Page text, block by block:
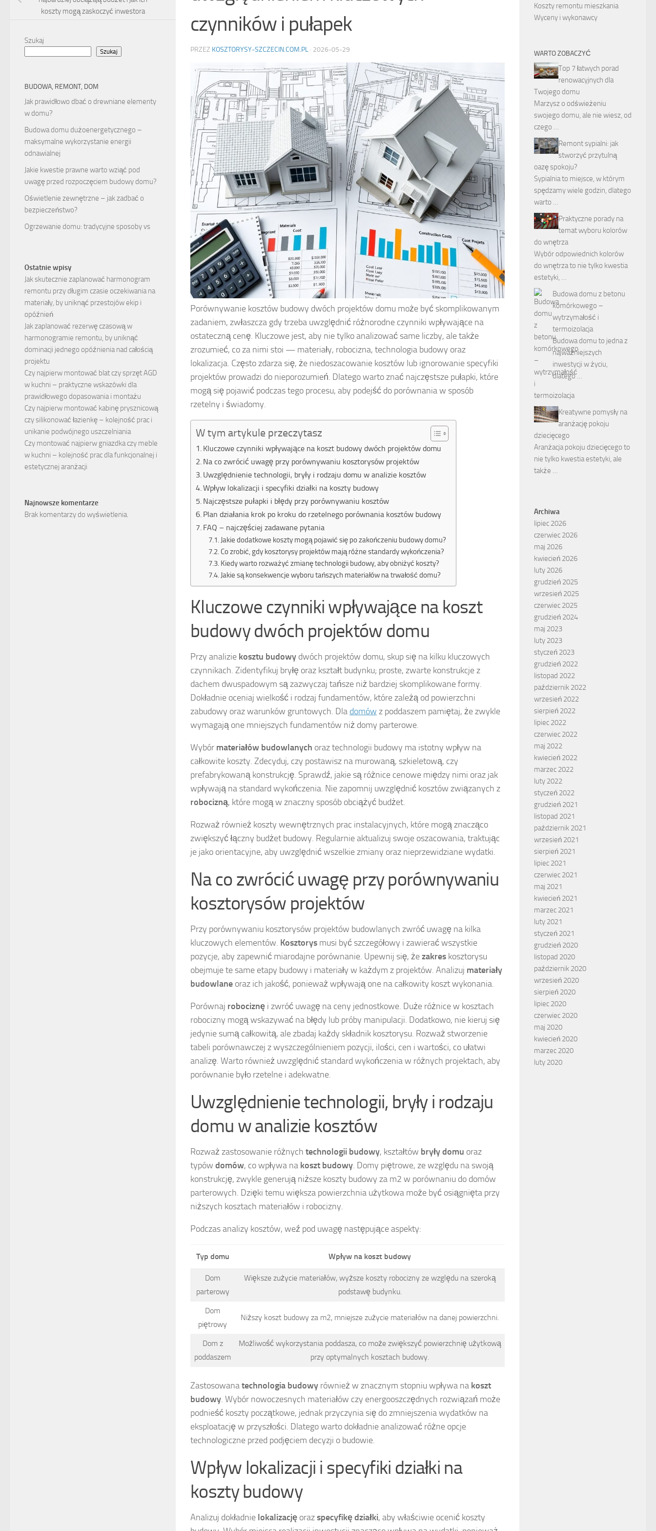
czynników i pułapek
PRZEZ KOSZTORYSY-SZCZECIN.COM.PL · 2026-05-29
Porównywanie kosztów budowy dwóch projektów domu może być skomplikowanym
zadaniem, zwłaszcza gdy trzeba uwzględnić różnorodne czynniki wpływające na
ostateczną cenę. Kluczowe jest, aby nie tylko analizować same liczby, ale także
zrozumieć, co za nimi stoi — materiały, robocizna, technologia budowy oraz
lokalizacja. Często zdarza się, że niedoszacowanie kosztów lub ignorowanie specyfiki
projektów prowadzi do nieporozumień. Dlatego warto znać najczęstsze pułapki, które
mogą się pojawić podczas tego procesu, aby podejść do porównania w sposób
rzetelny i świadomy.
W tym artykule przeczytasz
Kluczowe czynniki wpływające na koszt budowy dwóch projektów domu
Na co zwrócić uwagę przy porównywaniu kosztorysów projektów
Uwzględnienie technologii, bryły i rodzaju domu w analizie kosztów
Wpływ lokalizacji i specyfiki działki na koszty budowy
Najczęstsze pułapki i błędy przy porównywaniu kosztów
Plan działania krok po kroku do rzetelnego porównania kosztów budowy
FAQ – najczęściej zadawane pytania
Jakie dodatkowe koszty mogą pojawić się po zakończeniu budowy domu?
Co zrobić, gdy kosztorysy projektów mają różne standardy wykończenia?
Kiedy warto rozważyć zmianę technologii budowy, aby obniżyć koszty?
Jakie są konsekwencje wyboru tańszych materiałów na trwałość domu?
Kluczowe czynniki wpływające na koszt
budowy dwóch projektów domu
Przy analizie kosztu budowy dwóch projektów domu, skup się na kilku kluczowych
czynnikach. Zidentyfikuj bryłę oraz kształt budynku; proste, zwarte konstrukcje z
dachem dwuspadowym są zazwyczaj tańsze niż bardziej skomplikowane formy.
Dokładnie oceniaj wielkość i rodzaj fundamentów, które zależą od powierzchni
zabudowy oraz warunków gruntowych. Dla domów z poddaszem pamiętaj, że zwykle
wymagają one mniejszych fundamentów niż domy parterowe.
Wybór materiałów budowlanych oraz technologii budowy ma istotny wpływ na
całkowite koszty. Zdecyduj, czy postawisz na murowaną, szkieletową, czy
prefabrykowaną konstrukcję. Sprawdź, jakie są różnice cenowe między nimi oraz jak
wpływają na standard wykończenia. Nie zapomnij uwzględnić kosztów związanych z
robocizną, które mogą w znaczny sposób obciążyć budżet.
Rozważ również koszty wewnętrznych prac instalacyjnych, które mogą znacząco
zwiększyć łączny budżet budowy. Regularnie aktualizuj swoje oszacowania, traktując
je jako orientacyjne, aby uwzględnić wszelkie zmiany oraz nieprzewidziane wydatki.
Na co zwrócić uwagę przy porównywaniu
kosztorysów projektów
Przy porównywaniu kosztorysów projektów budowlanych zwróć uwagę na kilka
kluczowych elementów. Kosztorys musi być szczegółowy i zawierać wszystkie
pozycje, aby zapewnić miarodajne porównanie. Upewnij się, żezakres kosztorysu
obejmuje te same etapy budowy i materiały w każdym z projektów. Analizuj materiały
budowlane oraz ich jakość, ponieważ wpływają one na całkowity koszt wykonania.
Porównaj robociznę i zwróć uwagę na ceny jednostkowe. Duże różnice w kosztach
robocizny mogą wskazywać na błędy lub próby manipulacji. Dodatkowo, nie kieruj się
jedynie sumą całkowitą, ale zbadaj każdy składnik kosztorysu. Rozważ stworzenie
tabeli porównawczej z wyszczególnieniem pozycji, ilości, cen i wartości, co ułatwi
analizę. Warto również uwzględnić standard wykończenia w różnych projektach, aby
porównanie było rzetelne i adekwatne.
Uwzględnienie technologii, bryły i rodzaju
domu w analizie kosztów
Rozważ zastosowanie różnych technologii budowy, kształtów bryły domu oraz
typów domów, co wpływa na koszt budowy. Domy piętrowe, ze względu na swoją
konstrukcję, zwykle generują niższe koszty budowy za m2 w porównaniu do domów
parterowych. Dzięki temu większa powierzchnia użytkowa może być osiągnięta przy
niższych kosztach materiałów i robocizny.
Podczas analizy kosztów, weź pod uwagę następujące aspekty:
Typ domu Wpływ na koszt budowy
Dom
parterowy
Większe zużycie materiałów, wyższe koszty robocizny ze względu na szeroką
podstawę budynku.
Dom
piętrowy
Niższy koszt budowy za m2, mniejsze zużycie materiałów na danej powierzchni.
Dom z
poddaszem
Możliwość wykorzystania poddasza, co może zwiększyć powierzchnię użytkową
przy optymalnych kosztach budowy.
Zastosowanatechnologia budowy również w znacznym stopniu wpływa na koszt
budowy. Wybór nowoczesnych materiałów czy energooszczędnych rozwiązań może
podnieść koszty początkowe, jednak przyczynia się do zmniejszenia wydatków na
eksploatację w przyszłości. Dlatego warto dokładnie analizować różne opcje
technologiczne przed podjęciem decyzji o budowie.
Wpływ lokalizacji i specyfiki działki na
koszty budowy
Analizuj dokładnie lokalizację orazspecyfikę działki, aby właściwie ocenić koszty
koszty mogą zaskoczyć inwestora
Szukaj
Szukaj
BUDOWA, REMONT, DOM
Jak prawidłowo dbać o drewniane elementy
w domu?
Budowa domu dużoenergetycznego –
maksymalne wykorzystanie energii
odnawialnej
Jakie kwestie prawne warto wziąć pod
uwagę przed rozpoczęciem budowy domu?
Oświetlenie zewnętrzne – jak zadbać o
bezpieczeństwo?
Ogrzewanie domu: tradycyjne sposoby vs
Ostatnie wpisy
Jak skutecznie zaplanować harmonogram
remontu przy długim czasie oczekiwania na
materiały, by uniknąć przestojów ekip i
opóźnień
Jak zaplanować rezerwę czasową w
harmonogramie remontu, by uniknąć
dominacji jednego opóźnienia nad całością
projektu
Czy najpierw montować blat czy sprzęt AGD
w kuchni – praktyczne wskazówki dla
prawidłowego dopasowania i montażu
Czy najpierw montować kabinę prysznicową
czy silikonować łazienkę – kolejność prac i
unikanie podwójnego uszczelniania
Czy montować najpierw gniazdka czy meble
w kuchni – kolejność prac dla funkcjonalnej i
estetycznej aranżacji
Najnowsze komentarze
Brak komentarzy do wyświetlenia.
Koszty remontu mieszkania
Wyceny i wykonawcy
WARTO ZOBACZYĆ
Top 7 łatwych porad
renowacyjnych dla
Twojego domu
Marzysz o odświeżeniu
swojego domu, ale nie wiesz, od
czego …
Remont sypialni: jak
stworzyć przytulną
oazę spokoju?
Sypialnia to miejsce, w którym
spędzamy wiele godzin, dlatego
warto …
Praktyczne porady na
temat wyboru kolorów
do wnętrza
Wybór odpowiednich kolorów
do wnętrza to nie tylko kwestia
estetyki, …
Budowa domu z betonu
komórkowego –
wytrzymałość i
termoizolacja
Budowa domu to jedna z
najważniejszych
inwestycji w życiu,
dlatego …
Kreatywne pomysły na
aranżację pokoju
dziecięcego
Aranżacja pokoju dziecięcego to
nie tylko kwestia estetyki, ale
także …
Archiwa
lipiec 2026
czerwiec 2026
maj 2026
kwiecień 2026
luty 2026
grudzień 2025
wrzesień 2025
czerwiec 2025
grudzień 2024
maj 2023
luty 2023
styczeń 2023
grudzień 2022
listopad 2022
październik 2022
wrzesień 2022
sierpień 2022
lipiec 2022
czerwiec 2022
maj 2022
kwiecień 2022
marzec 2022
luty 2022
styczeń 2022
grudzień 2021
listopad 2021
październik 2021
wrzesień 2021
sierpień 2021
lipiec 2021
czerwiec 2021
maj 2021
kwiecień 2021
marzec 2021
luty 2021
styczeń 2021
grudzień 2020
listopad 2020
październik 2020
wrzesień 2020
sierpień 2020
lipiec 2020
czerwiec 2020
maj 2020
kwiecień 2020
marzec 2020
luty 2020